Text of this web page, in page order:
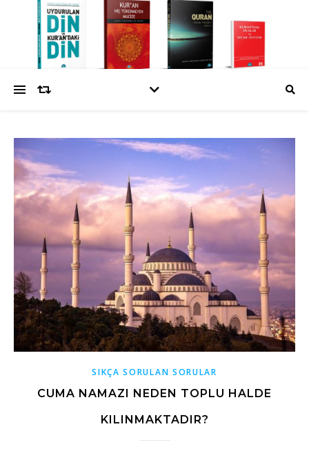
SIKÇA SORULAN SORULAR
CUMA NAMAZI NEDEN TOPLU HALDE
KILINMAKTADIR?